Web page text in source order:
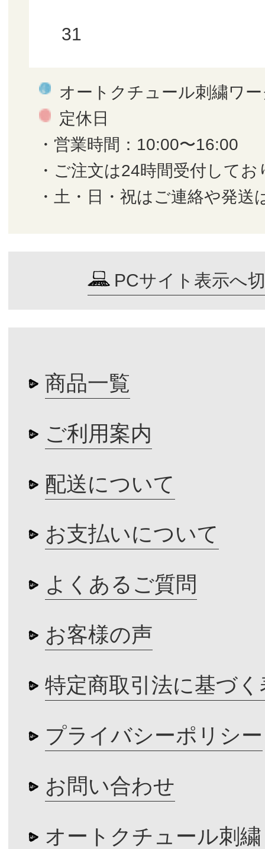
31
オートクチュール刺繍ワ
定休日
・営業時間：10:00〜16:00
・ご注文は24時間受付してお
・土・日・祝はご連絡や発送
PCサイト表示へ
商品一覧
ご利用案内
配送について
お支払いについて
よくあるご質問
お客様の声
特定商取引法に基づく
プライバシーポリシー
お問い合わせ
オートクチュール刺